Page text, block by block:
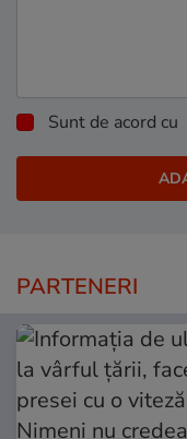
Sunt de acord cu
PARTENERI